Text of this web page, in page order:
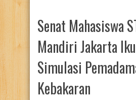
Senat Mahasiswa
Mandiri Jakarta
Simulasi
Kebakaran